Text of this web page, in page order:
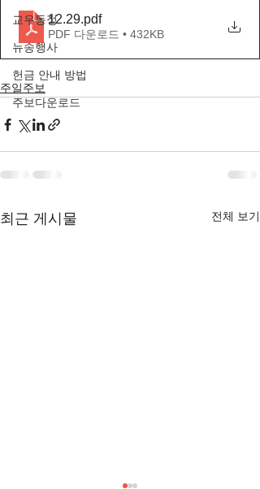
교우동정
뉴송행사
헌금 안내 방법
주보다운로드
12.29.pdf
PDF 다운로드 • 432KB
주일주보
최근 게시물 전체 보기